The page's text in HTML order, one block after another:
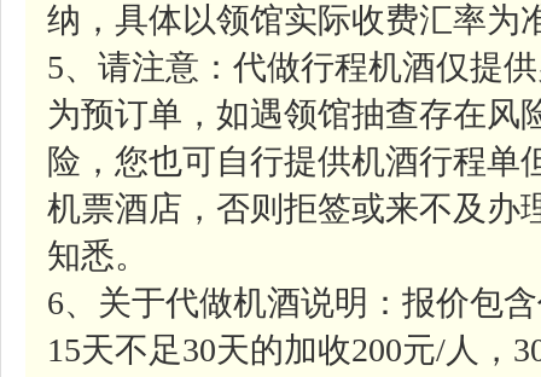
纳，具体以领馆实际收费汇率为
5、请注意：代做行程机酒仅提
为预订单，如遇领馆抽查存在风
险，您也可自行提供机酒行程单
机票酒店，否则拒签或来不及办
知悉。
6、关于代做机酒说明：报价包
15天不足30天的加收200元/人，